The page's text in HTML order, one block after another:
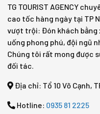
TG TOURIST AGENCY
cao tốc hàng ngày tại TP
vượt trội: Đón khách bằng
uống phong phú, đội ngũ
Chúng tôi rất mong được
đối tác.
Địa chỉ: Tổ 10 Võ Cạnh,
Hotline: 0935 81 2225